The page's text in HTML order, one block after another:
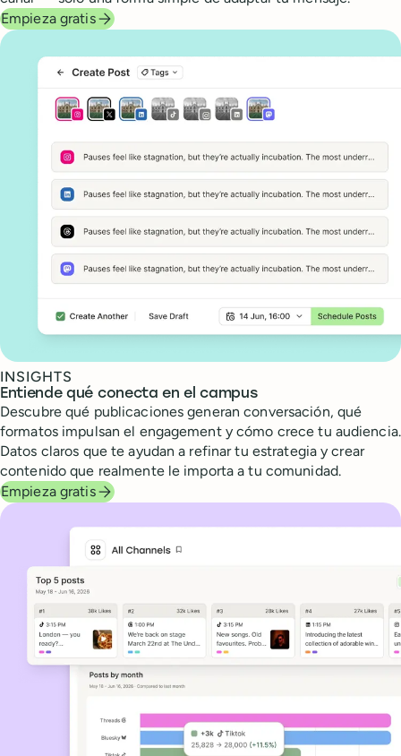
Empieza gratis
INSIGHTS
Entiende qué conecta en el campus
Descubre qué publicaciones generan conversación, qué
formatos impulsan el engagement y cómo crece tu audiencia.
Datos claros que te ayudan a refinar tu estrategia y crear
contenido que realmente le importa a tu comunidad.
Empieza gratis